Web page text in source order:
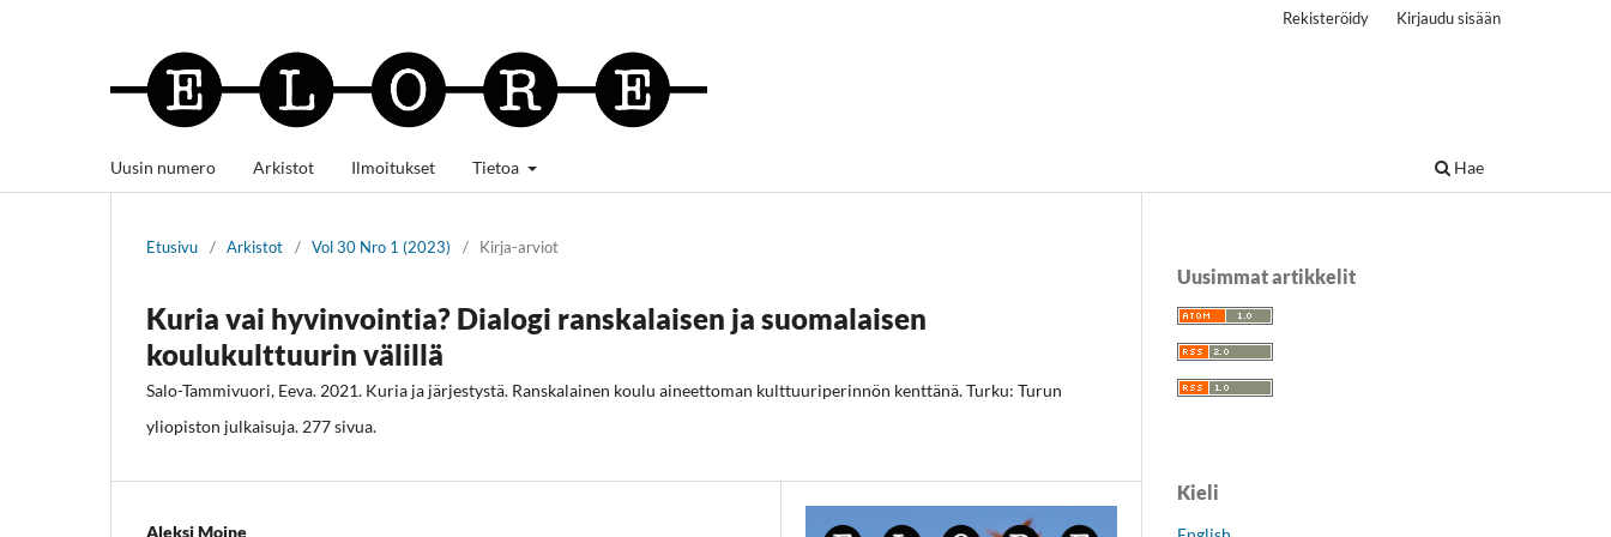
Uusin numero Arkistot Ilmoitukset Tietoa Hae
Rekisteröidy Kirjaudu sisään
Etusivu / Arkistot / Vol 30 Nro 1 (2023) / Kirja-arviot
Kuria vai hyvinvointia? Dialogi ranskalaisen ja suomalaisen
koulukulttuurin välillä
Salo-Tammivuori, Eeva. 2021. Kuria ja järjestystä. Ranskalainen koulu aineettoman kulttuuriperinnön kenttänä. Turku: Turun
yliopiston julkaisuja. 277 sivua.
Aleksi Moine
Uusimmat artikkelit
Kieli